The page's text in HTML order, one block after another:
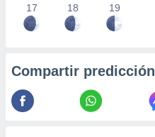
17 18 19
Compartir predicción